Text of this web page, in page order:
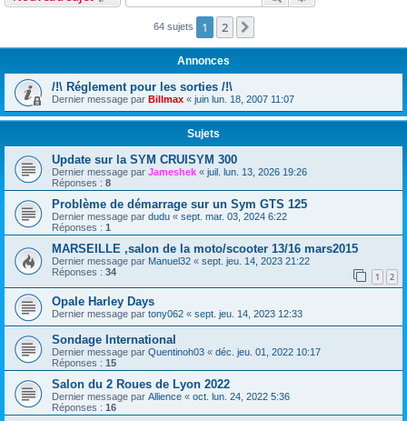
64 sujets 1 2
Annonces
/!\ Réglement pour les sorties /!\
Dernier message par Billmax « juin lun. 18, 2007 11:07
Sujets
Update sur la SYM CRUISYM 300
Dernier message par Jameshek « juil. lun. 13, 2026 19:26
Réponses : 8
Problème de démarrage sur un Sym GTS 125
Dernier message par dudu « sept. mar. 03, 2024 6:22
Réponses : 1
MARSEILLE ,salon de la moto/scooter 13/16 mars2015
Dernier message par Manuel32 « sept. jeu. 14, 2023 21:22
Réponses : 34 1 2
Opale Harley Days
Dernier message par tony062 « sept. jeu. 14, 2023 12:33
Sondage International
Dernier message par Quentinoh03 « déc. jeu. 01, 2022 10:17
Réponses : 15
Salon du 2 Roues de Lyon 2022
Dernier message par Allience « oct. lun. 24, 2022 5:36
Réponses : 16